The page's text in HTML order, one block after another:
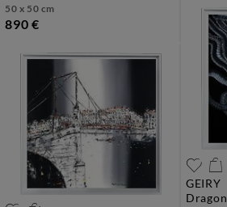
50 x 50 cm
890 €
GEIRY
dragon